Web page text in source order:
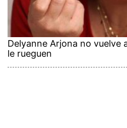
Delyanne Arjona no vuelve
le rueguen